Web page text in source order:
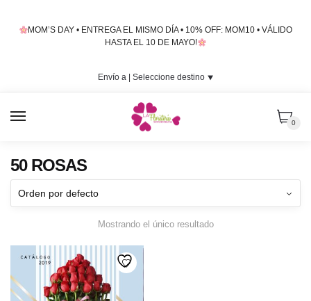
MOM’S DAY • ENTREGA EL MISMO DÍA • 10% OFF: MOM10 • VÁLIDO
HASTA EL 10 DE MAYO!
Envío a | Seleccione destino⯆
0
50 ROSAS
Mostrando el único resultado